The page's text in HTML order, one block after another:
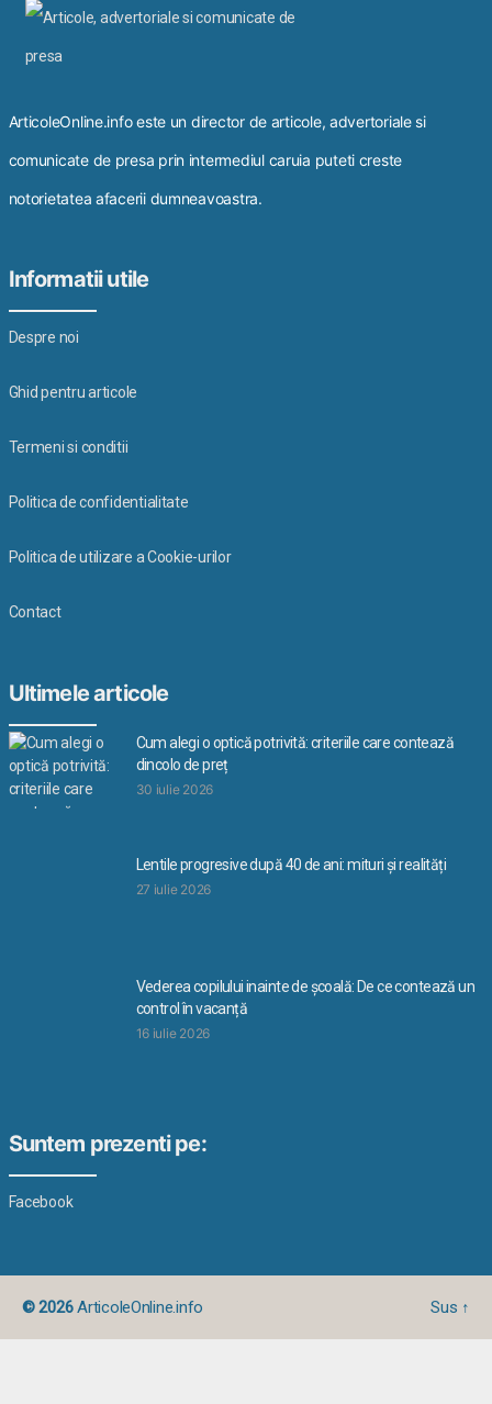
ArticoleOnline.info este un director de articole, advertoriale si
comunicate de presa prin intermediul caruia puteti creste
notorietatea afacerii dumneavoastra.
Informatii utile
Despre noi
Ghid pentru articole
Termeni si conditii
Politica de confidentialitate
Politica de utilizare a Cookie-urilor
Contact
Ultimele articole
Cum alegi o optică potrivită: criteriile care contează
dincolo de preț
30 iulie 2026
Lentile progresive după 40 de ani: mituri și realități
27 iulie 2026
Vederea copilului inainte de școală: De ce contează un
control în vacanță
16 iulie 2026
Suntem prezenti pe:
Facebook
© 2026ArticoleOnline.info Sus ↑